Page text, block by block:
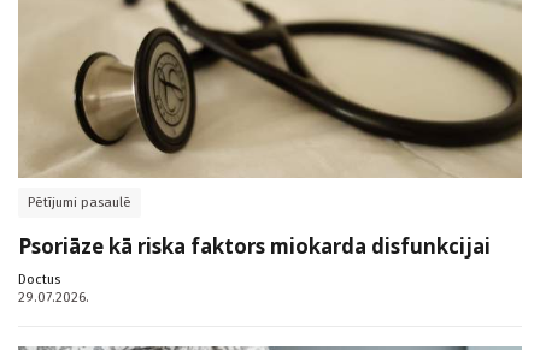
Pētījumi pasaulē
Psoriāze kā riska faktors miokarda disfunkcijai
Doctus
29.07.2026.